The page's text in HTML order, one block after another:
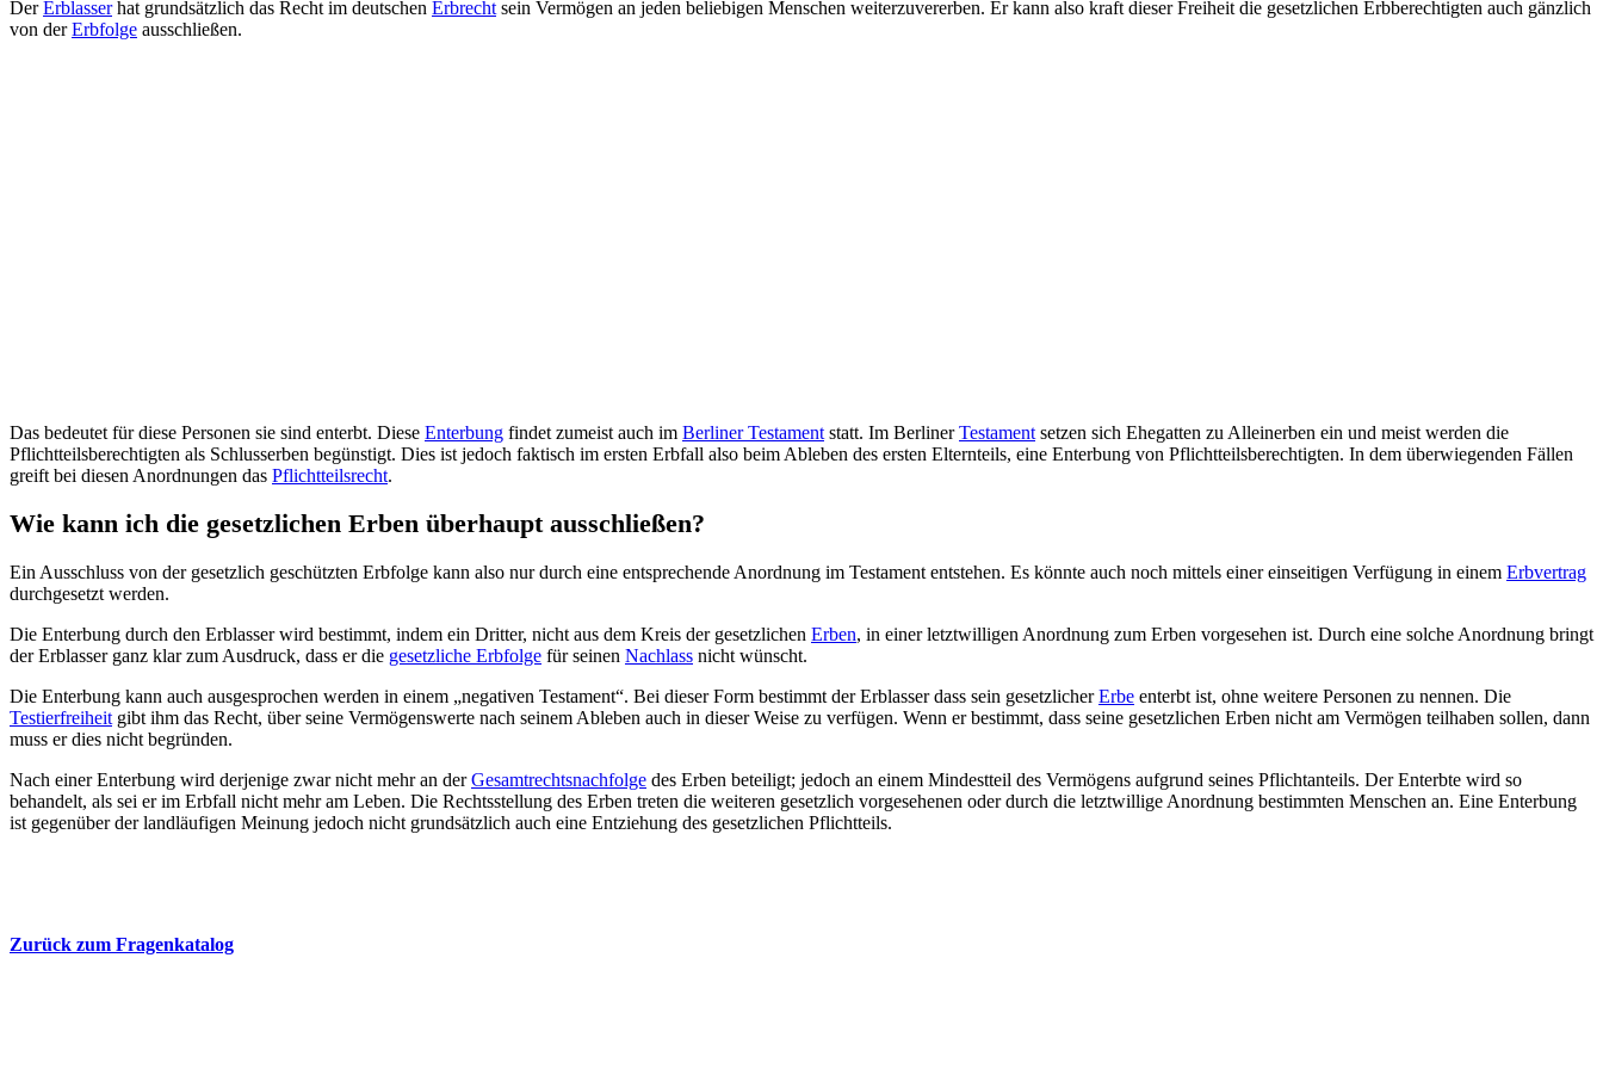
DerErblasserhat grundsätzlich das Recht im deutschen Erbrecht sein Vermögen an jeden beliebigen Menschen weiterzuvererben. Er kann also kraft dieser Freiheit die gesetzlichen Erbberechtigten auch gänzlich
von derErbfolge ausschließen.
Das bedeutet für diese Personen sie sind enterbt. Diese Enterbung findet zumeist auch im Berliner Testament statt. Im BerlinerTestament setzen sich Ehegatten zu Alleinerben ein und meist werden die
Pflichtteilsberechtigten als Schlusserben begünstigt. Dies ist jedoch faktisch im ersten Erbfall also beim Ableben des ersten Elternteils, eine Enterbung von Pflichtteilsberechtigten. In dem überwiegenden Fällen
greift bei diesen Anordnungen das Pflichtteilsrecht.
Wie kann ich die gesetzlichen Erben überhaupt ausschließen?
Ein Ausschluss von der gesetzlich geschützten Erbfolge kann also nur durch eine entsprechende Anordnung im Testament entstehen. Es könnte auch noch mittels einer einseitigen Verfügung in einem Erbvertrag
durchgesetzt werden.
Die Enterbung durch den Erblasser wird bestimmt, indem ein Dritter, nicht aus dem Kreis der gesetzlichen Erben, in einer letztwilligen Anordnung zum Erben vorgesehen ist. Durch eine solche Anordnung bringt
der Erblasser ganz klar zum Ausdruck, dass er die gesetzliche Erbfolge für seinen Nachlass nicht wünscht.
Die Enterbung kann auch ausgesprochen werden in einem „negativen Testament“. Bei dieser Form bestimmt der Erblasser dass sein gesetzlicherErbe enterbt ist, ohne weitere Personen zu nennen. Die
Testierfreiheit gibt ihm das Recht, über seine Vermögenswerte nach seinem Ableben auch in dieser Weise zu verfügen. Wenn er bestimmt, dass seine gesetzlichen Erben nicht am Vermögen teilhaben sollen, dann
muss er dies nicht begründen.
Nach einer Enterbung wird derjenige zwar nicht mehr an derGesamtrechtsnachfolge des Erben beteiligt; jedoch an einem Mindestteil des Vermögens aufgrund seines Pflichtanteils. Der Enterbte wird so
behandelt, als sei er im Erbfall nicht mehr am Leben. Die Rechtsstellung des Erben treten die weiteren gesetzlich vorgesehenen oder durch die letztwillige Anordnung bestimmten Menschen an. Eine Enterbung
ist gegenüber der landläufigen Meinung jedoch nicht grundsätzlich auch eine Entziehung des gesetzlichen Pflichtteils.
Zurück zum Fragenkatalog